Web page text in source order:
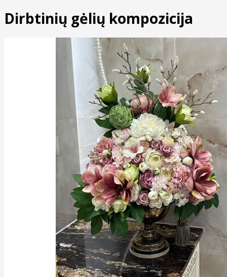
Dirbtinių gėlių kompozicija